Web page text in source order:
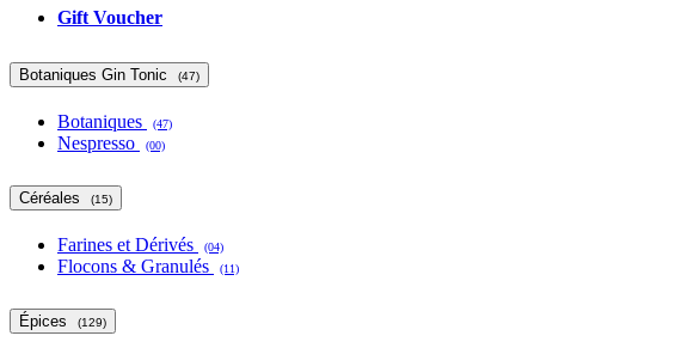
Gift Voucher
Botaniques Gin Tonic (47)
Botaniques (47)
Nespresso (00)
Céréales (15)
Farines et Dérivés (04)
Flocons & Granulés (11)
Épices (129)